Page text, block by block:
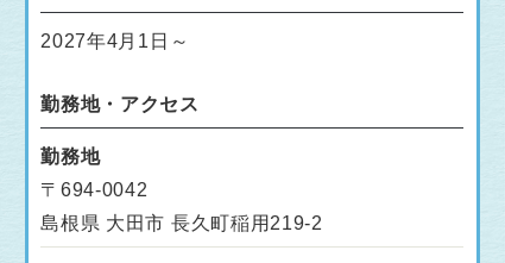
2027年4月1日～
勤務地・アクセス
勤務地
〒694-0042
島根県 大田市 長久町稲用219-2